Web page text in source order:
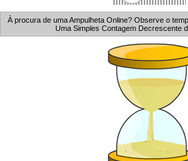
À procura de uma Ampulheta Online? Observe o
Uma Simples Contagem Decrescente